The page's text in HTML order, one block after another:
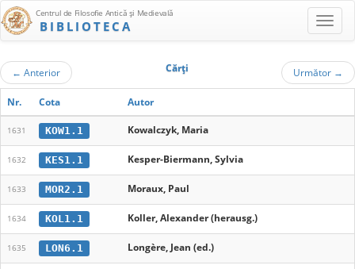
Centrul de Filosofie Antică şi Medievală
BIBLIOTECA
← Anterior Cărţi Următor →
Nr. Cota Autor
1631 KOW1.1 Kowalczyk, Maria
1632 KES1.1 Kesper-Biermann, Sylvia
1633 MOR2.1 Moraux, Paul
1634 KOL1.1 Koller, Alexander (herausg.)
1635 LON6.1 Longère, Jean (ed.)